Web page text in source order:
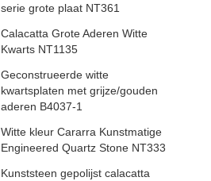
serie grote plaat NT361
Calacatta Grote Aderen Witte
Kwarts NT1135
Geconstrueerde witte
kwartsplaten met grijze/gouden
aderen B4037-1
Witte kleur Cararra Kunstmatige
Engineered Quartz Stone NT333
Kunststeen gepolijst calacatta